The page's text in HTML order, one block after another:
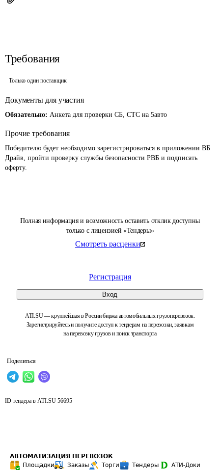
Полная информация и возможность оставить отклик доступны
только с лицензией «Тендеры»
Смотреть расценки
Регистрация
Вход
ATI.SU — крупнейшая в России биржа автомобильных грузоперевозок.
Зарегистрируйтесь и получите доступ к тендерам на перевозки, заявкам
на перевозку грузов и поиск транспорта
Поделиться
Требования
Только один поставщик
Документы для участия
Обязательно: Анкета для проверки СБ, СТС на 5авто
Прочие требования
Победителю будет необходимо зарегистрироваться в приложении ВБ
Драйв, пройти проверку службы безопасности РВБ и подписать
оферту.
ID тендера в ATI.SU 56695
АВТОМАТИЗАЦИЯ ПЕРЕВОЗОК
Площадки
Заказы Торги Тендеры
АТИ-Доки